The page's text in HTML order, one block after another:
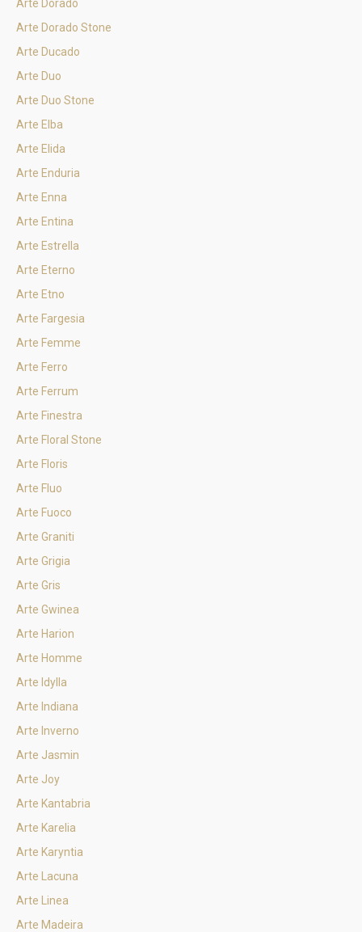
Arte Dorado
Arte Dorado Stone
Arte Ducado
Arte Duo
Arte Duo Stone
Arte Elba
Arte Elida
Arte Enduria
Arte Enna
Arte Entina
Arte Estrella
Arte Eterno
Arte Etno
Arte Fargesia
Arte Femme
Arte Ferro
Arte Ferrum
Arte Finestra
Arte Floral Stone
Arte Floris
Arte Fluo
Arte Fuoco
Arte Graniti
Arte Grigia
Arte Gris
Arte Gwinea
Arte Harion
Arte Homme
Arte Idylla
Arte Indiana
Arte Inverno
Arte Jasmin
Arte Joy
Arte Kantabria
Arte Karelia
Arte Karyntia
Arte Lacuna
Arte Linea
Arte Madeira